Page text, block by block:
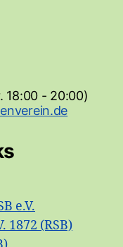
18:00 - 20:00)
e.V.
1872 (RSB)